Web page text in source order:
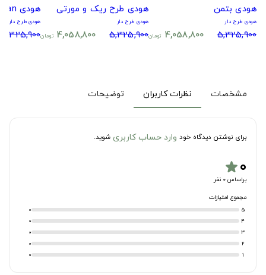
هودی بتمن
هودی طرح دار
5,325,900
4,058,800 تومان
هودی طرح ریک و مورتی
هودی طرح دار
5,325,900
4,058,800 تومان
هودی bojack horseman
هودی طرح دار
5,325,900
مشخصات نظرات کاربران توضیحات
برای نوشتن دیدگاه خود وارد حساب کاربری شوید.
۰star
براساس 0 نفر
مجموع امتیازات
5
0
4
0
3
0
2
0
1
0